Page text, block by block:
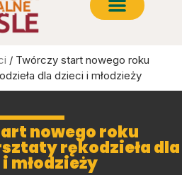
/ Twórczy start nowego roku
dla dzieci i młodzieży
nowego roku
rękodzieła dla
młodzieży